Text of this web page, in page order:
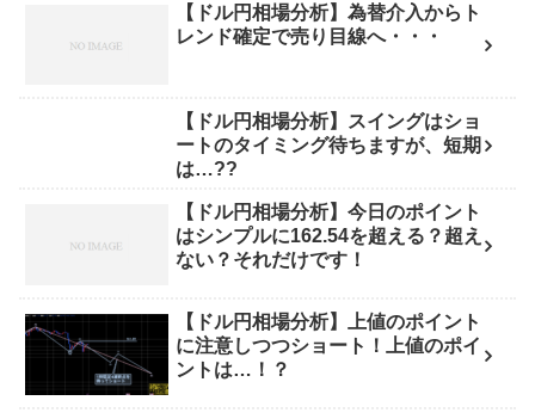
【ドル円相場分析】為替介入からト
レンド確定で売り目線へ・・・
【ドル円相場分析】スイングはショ
ートのタイミング待ちますが、短期
は…??
【ドル円相場分析】今日のポイント
はシンプルに162.54を超える？超え
ない？それだけです！
【ドル円相場分析】上値のポイント
に注意しつつショート！上値のポイ
ントは…！？